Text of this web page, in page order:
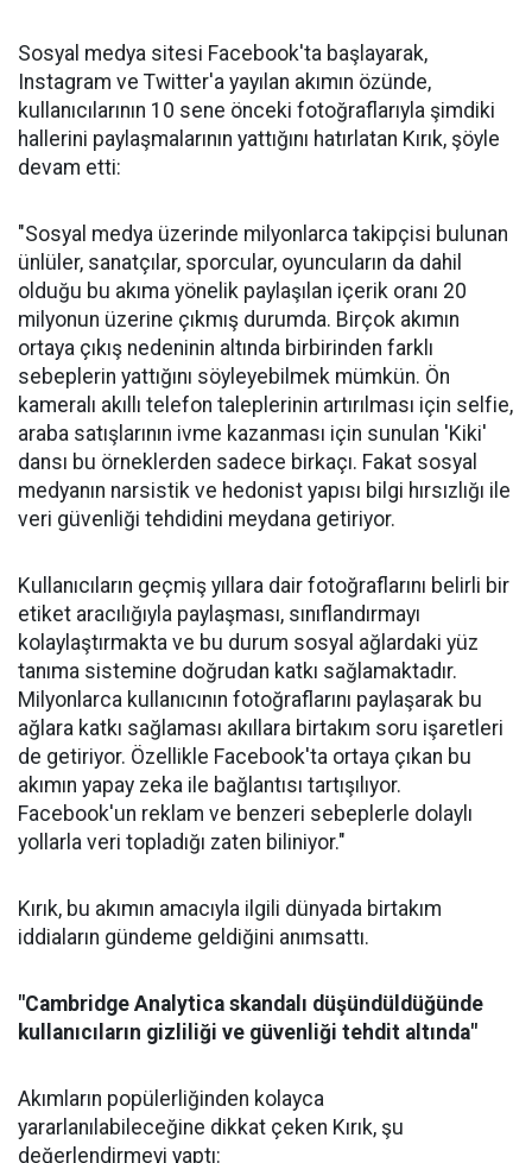
Sosyal medya sitesi Facebook'ta başlayarak,
Instagram ve Twitter'a yayılan akımın özünde,
kullanıcılarının 10 sene önceki fotoğraflarıyla şimdiki
hallerini paylaşmalarının yattığını hatırlatan Kırık, şöyle
devam etti:
"Sosyal medya üzerinde milyonlarca takipçisi bulunan
ünlüler, sanatçılar, sporcular, oyuncuların da dahil
olduğu bu akıma yönelik paylaşılan içerik oranı 20
milyonun üzerine çıkmış durumda. Birçok akımın
ortaya çıkış nedeninin altında birbirinden farklı
sebeplerin yattığını söyleyebilmek mümkün. Ön
kameralı akıllı telefon taleplerinin artırılması için selfie,
araba satışlarının ivme kazanması için sunulan 'Kiki'
dansı bu örneklerden sadece birkaçı. Fakat sosyal
medyanın narsistik ve hedonist yapısı bilgi hırsızlığı ile
veri güvenliği tehdidini meydana getiriyor.
Kullanıcıların geçmiş yıllara dair fotoğraflarını belirli bir
etiket aracılığıyla paylaşması, sınıflandırmayı
kolaylaştırmakta ve bu durum sosyal ağlardaki yüz
tanıma sistemine doğrudan katkı sağlamaktadır.
Milyonlarca kullanıcının fotoğraflarını paylaşarak bu
ağlara katkı sağlaması akıllara birtakım soru işaretleri
de getiriyor. Özellikle Facebook'ta ortaya çıkan bu
akımın yapay zeka ile bağlantısı tartışılıyor.
Facebook'un reklam ve benzeri sebeplerle dolaylı
yollarla veri topladığı zaten biliniyor."
Kırık, bu akımın amacıyla ilgili dünyada birtakım
iddiaların gündeme geldiğini anımsattı.
"Cambridge Analytica skandalı düşündüldüğünde
kullanıcıların gizliliği ve güvenliği tehdit altında"
Akımların popülerliğinden kolayca
yararlanılabileceğine dikkat çeken Kırık, şu
değerlendirmeyi yaptı: